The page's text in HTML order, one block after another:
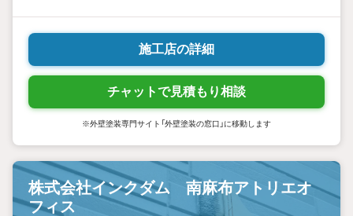
施工店の詳細
チャットで見積もり相談
※外壁塗装専門サイト「外壁塗装の窓口」に移動します
株式会社インクダム 南麻布アトリエオ
フィス